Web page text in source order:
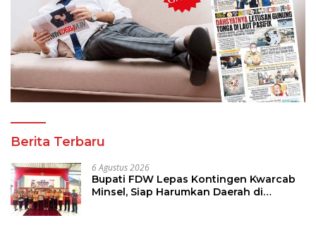
Berita Terbaru
6 Agustus 2026
Bupati FDW Lepas Kontingen Kwarcab
Minsel, Siap Harumkan Daerah di